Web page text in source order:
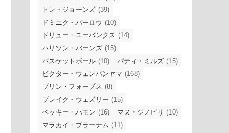
トレ・ジョーンズ (39)
ドミニク・バーロウ (10)
ドリュー・ユーバンクス (14)
ハリソン・バーンズ (15)
バスケットボール (10) パティ・ミルズ (15)
ビクター・ウェンバンヤマ (168)
ブリン・フォーブス (8)
ブレイク・ウェズリー (15)
ベッキー・ハモン (16) マヌ・ジノビリ (10)
マラカイ・ブラーナム (11)